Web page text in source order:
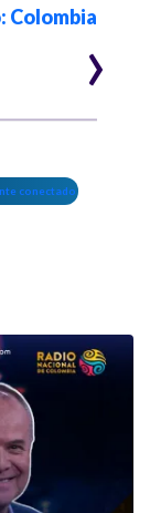
Colombia›
conectado